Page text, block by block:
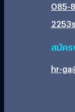
085-
2253
สมัค
hr-